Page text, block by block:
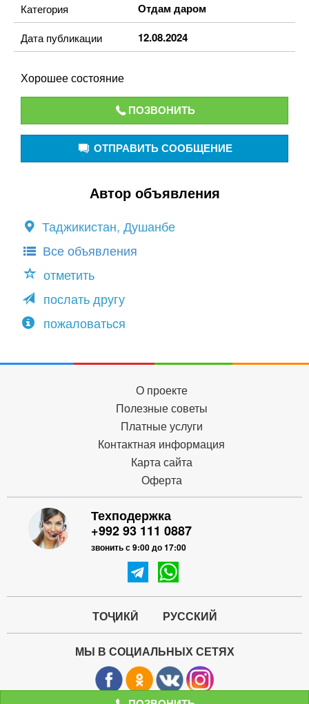
Категория Отдам даром
Дата публикации 12.08.2024
Хорошее состояние
ПОЗВОНИТЬ
ОТПРАВИТЬ СООБЩЕНИЕ
Автор объявления
Таджикистан, Душанбе
Все объявления
отметить
послать другу
пожаловаться
О проекте
Полезные советы
Платные услуги
Контактная информация
Карта сайта
Оферта
Техподержка
+992 93 111 0887
звонить с 9:00 до 17:00
ТОҶИКӢ РУССКИЙ
МЫ В СОЦИАЛЬНЫХ СЕТЯХ